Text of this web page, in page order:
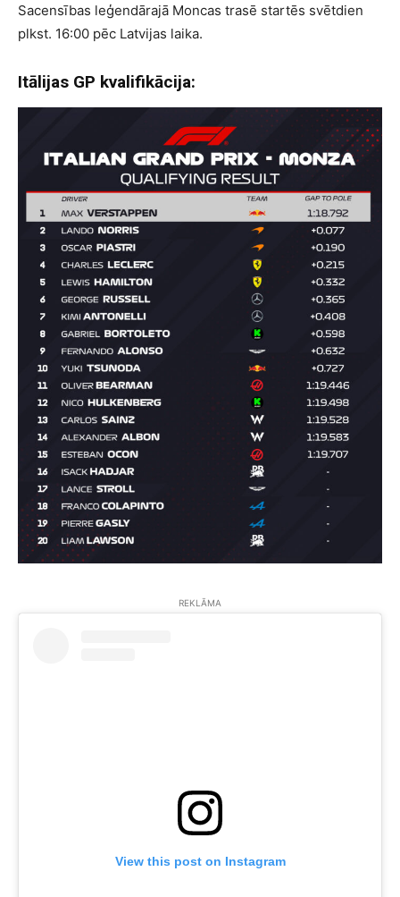
Sacensības leģendārajā Moncas trasē startēs svētdien
plkst. 16:00 pēc Latvijas laika.
Itālijas GP kvalifikācija:
REKLĀMA
View this post on Instagram